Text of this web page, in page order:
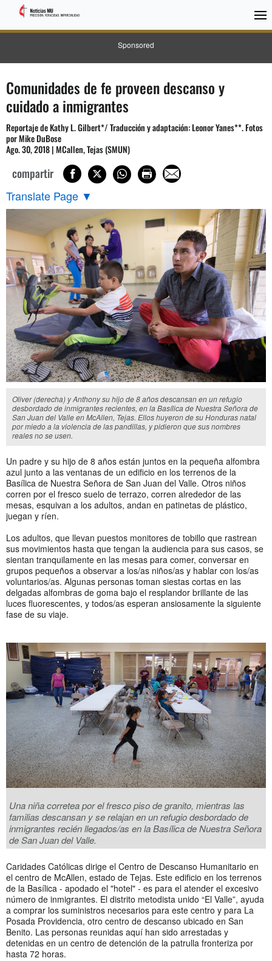
Sponsored
Comunidades de fe proveen descanso y
cuidado a inmigrantes
Reportaje de Kathy L. Gilbert*/ Traducción y adaptación: Leonor Yanes**. Fotos
por Mike DuBose
Ago. 30, 2018 | MCallen, Tejas (SMUN)
compartir
Translate Page ▼
Oliver (derecha) y Anthony su hijo de 8 años descansan en un refugio
desbordado de inmigrantes recientes, en la Basílica de Nuestra Señora de
San Juan del Valle en McAllen, Tejas. Ellos huyeron de su Honduras natal
por miedo a la violencia de las pandillas, y pidieron que sus nombres
reales no se usen.
Un padre y su hijo de 8 años están juntos en la pequeña alfombra
azul junto a las ventanas de un edificio en los terrenos de la
Basílica de Nuestra Señora de San Juan del Valle. Otros niños
corren por el fresco suelo de terrazo, corren alrededor de las
mesas, esquivan a los adultos, andan en patinetas de plástico,
juegan y ríen.
Los adultos, que llevan puestos monitores de tobillo que rastrean
sus movimientos hasta que tengan la audiencia para sus casos, se
sientan tranquilamente en las mesas para comer, conversar en
grupos pequeños a observar a los/as niños/as y hablar con los/as
voluntarios/as. Algunas personas toman siestas cortas en las
delgadas alfombras de goma bajo el resplandor brillante de las
luces fluorescentes, y todos/as esperan ansiosamente la siguiente
fase de su viaje.
Una niña corretea por el fresco piso de granito, mientras las
familias descansan y se relajan en un refugio desbordado de
inmigrantes recién llegados/as en la Basílica de Nuestra Señora
de San Juan del Valle.
Caridades Católicas dirige el Centro de Descanso Humanitario en
el centro de McAllen, estado de Tejas. Este edificio en los terrenos
de la Basílica - apodado el "hotel" - es para el atender el excesivo
número de inmigrantes. El distrito metodista unido “El Valle”, ayuda
a comprar los suministros necesarios para este centro y para La
Posada Providencia, otro centro de descanso ubicado en San
Benito. Las personas reunidas aquí han sido arrestadas y
detenidas en un centro de detención de la patrulla fronteriza por
hasta 72 horas.